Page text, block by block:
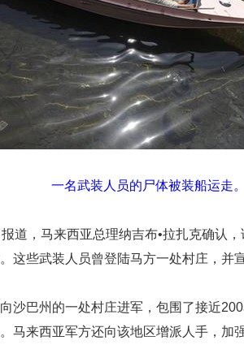
一名武装人员的尸体被装船运走。
道，马来西亚总理纳吉布•拉扎克确认
这些武装人员曾登陆马方一处村庄，并
沙巴州的一处村庄进军，包围了接近
马来西亚军方还向该地区增派人手，加